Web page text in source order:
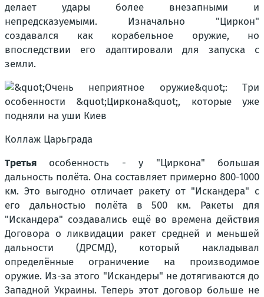
делает удары более внезапными и
непредсказуемыми. Изначально "Циркон"
создавался как корабельное оружие, но
впоследствии его адаптировали для запуска с
земли.
Коллаж Царьграда
Третья особенность - у "Циркона" большая
дальность полёта. Она составляет примерно 800-1000
км. Это выгодно отличает ракету от "Искандера" с
его дальностью полёта в 500 км. Ракеты для
"Искандера" создавались ещё во времена действия
Договора о ликвидации ракет средней и меньшей
дальности (ДРСМД), который накладывал
определённые ограничение на производимое
оружие. Из-за этого "Искандеры" не дотягиваются до
Западной Украины. Теперь этот договор больше не